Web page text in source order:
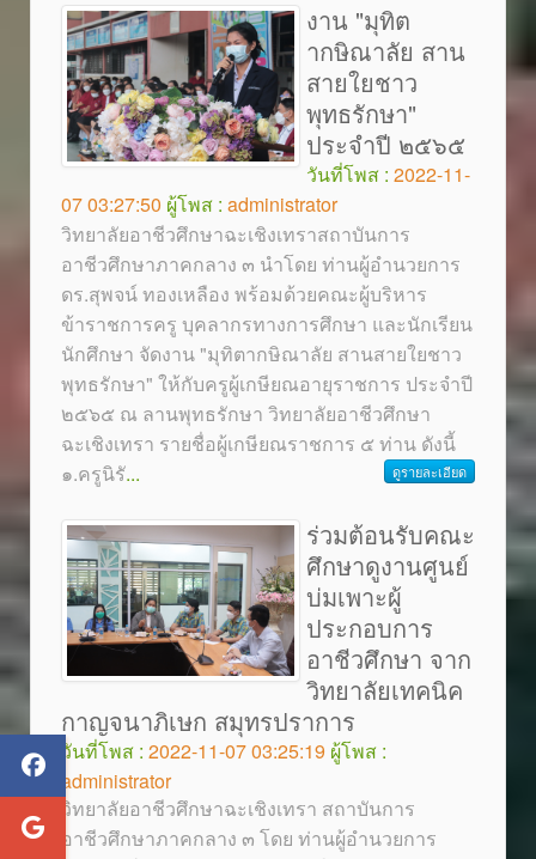
งาน "มุทิต
ากษิณาลัย สาน
สายใยชาว
พุทธรักษา"
ประจำปี ๒๕๖๕
วันที่โพส : 2022-11-
07 03:27:50 ผู้โพส : administrator
วิทยาลัยอาชีวศึกษาฉะเชิงเทราสถาบันการ
อาชีวศึกษาภาคกลาง ๓ นำโดย ท่านผู้อำนวยการ
ดร.สุพจน์ ทองเหลือง พร้อมด้วยคณะผู้บริหาร
ข้าราชการครู บุคลากรทางการศึกษา และนักเรียน
นักศึกษา จัดงาน "มุทิตากษิณาลัย สานสายใยชาว
พุทธรักษา" ให้กับครูผู้เกษียณอายุราชการ ประจำปี
๒๕๖๕ ณ ลานพุทธรักษา วิทยาลัยอาชีวศึกษา
ฉะเชิงเทรา รายชื่อผู้เกษียณราชการ ๕ ท่าน ดังนี้
๑.ครูนิรั... ดูรายละเอียด
ร่วมต้อนรับคณะ
ศึกษาดูงานศูนย์
บ่มเพาะผู้
ประกอบการ
อาชีวศึกษา จาก
วิทยาลัยเทคนิค
กาญจนาภิเษก สมุทรปราการ
วันที่โพส : 2022-11-07 03:25:19 ผู้โพส :
administrator
วิทยาลัยอาชีวศึกษาฉะเชิงเทรา สถาบันการ
อาชีวศึกษาภาคกลาง ๓ โดย ท่านผู้อำนวยการ